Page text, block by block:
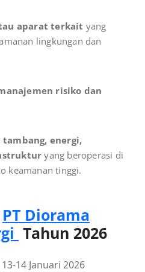
aparat terkait yang
lingkungan dan
risiko dan
energi,
yang beroperasi di
keamanan tinggi.
PT Diorama
Tahun 2026
14 Januari 2026